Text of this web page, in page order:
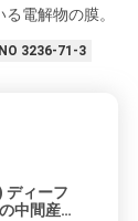
電解物の膜。
3236-71-3
ディーフ
中間産物